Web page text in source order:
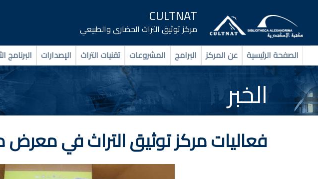
CULTNAT
مركز توثيق التراث الحضارى والطبيعي
الصفحة الرئيسية عن المركز البرامج المشروعات تقنيات التراث الإصدارات البرنامج
الخبر
فعاليات مركز توثيق التراث في معرض